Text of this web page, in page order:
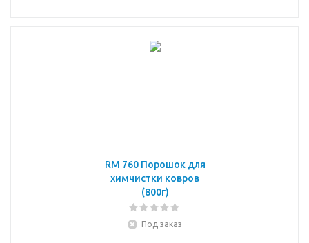
RM 760 Порошок для
химчистки ковров
(800г)
Под заказ